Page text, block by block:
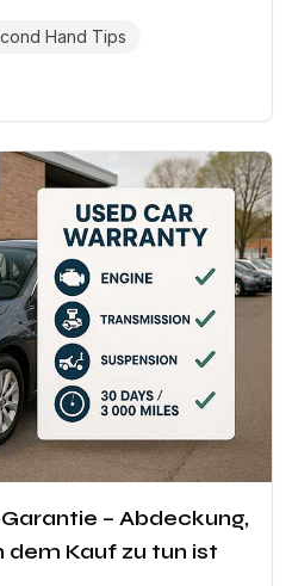
Hand Tips
– Abdeckung,
dem Kauf zu tun ist